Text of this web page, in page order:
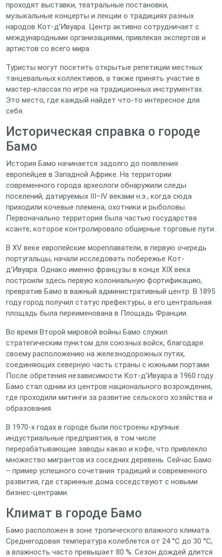
проходят выставки, театральные постановки,
музыкальные концерты и лекции о традициях разных
народов Кот-д’Ивуара. Центр активно сотрудничает с
международными организациями, привлекая экспертов и
артистов со всего мира.
Туристы могут посетить открытые репетиции местных
танцевальных коллективов, а также принять участие в
мастер‑классах по игре на традиционных инструментах.
Это место, где каждый найдет что‑то интересное для
себя.
Историческая справка о городе
Бамо
История Бамо начинается задолго до появления
европейцев в Западной Африке. На территории
современного города археологи обнаружили следы
поселений, датируемых III–IV веками н.э., когда сюда
приходили кочевые племена, охотники и рыболовы.
Первоначально территория была частью государства
ксанте, которое контролировало обширные торговые пути.
В XV веке европейские мореплаватели, в первую очередь
португальцы, начали исследовать побережье Кот-
д’Ивуара. Однако именно французы в конце XIX века
построили здесь первую колониальную фортификацию,
превратив Бамо в важный административный центр. В 1895
году город получил статус префектуры, а его центральная
площадь была переименована в Площадь Франции.
Во время Второй мировой войны Бамо служил
стратегическим пунктом для союзных войск, благодаря
своему расположению на железнодорожных путях,
соединяющих северную часть страны с южными портами.
После обретения независимости Кот-д’Ивуара в 1960 году
Бамо стал одним из центров национального возрождения,
где проходили митинги за развитие сельского хозяйства и
образования.
В 1970‑х годах в городе были построены крупные
индустриальные предприятия, в том числе
перерабатывающие заводы какао и кофе, что привлекло
множество мигрантов из соседних деревень. Сейчас Бамо
– пример успешного сочетания традиций и современного
развития, где старинные дома соседствуют с новыми
бизнес‑центрами.
Климат в городе Бамо
Бамо расположен в зоне тропического влажного климата.
Среднегодовая температура колеблется от 24 °C до 30 °C,
а влажность часто превышает 80 %. Сезон дождей длится